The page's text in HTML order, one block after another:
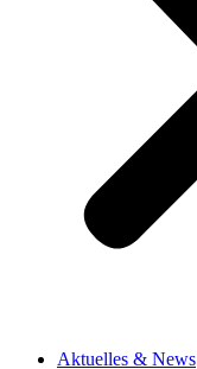
Aktuelles & News